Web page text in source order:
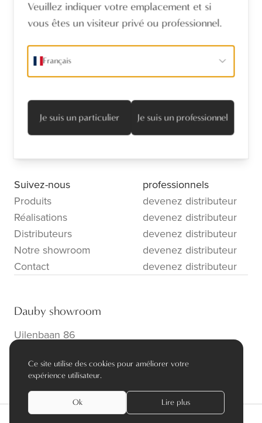
Nom*
Adresse mail*
S’abonner
Suivez-nous
Produits
Réalisations
Distributeurs
Notre showroom
Contact
professionnels
devenez distributeur
devenez distributeur
devenez distributeur
devenez distributeur
devenez distributeur
Dauby showroom
Uilenbaan 86
info@dauby.be|+32 3 354 16 86
Ce site utilise des cookies pour améliorer votre
expérience utilisateur.
Ok Lire plus
Veuillez indiquer votre emplacement et si
vous êtes un visiteur privé ou professionnel.
Français
Je suis un particulier Je suis un professionnel